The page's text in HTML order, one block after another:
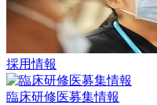
採用情報
臨床研修医募集情報